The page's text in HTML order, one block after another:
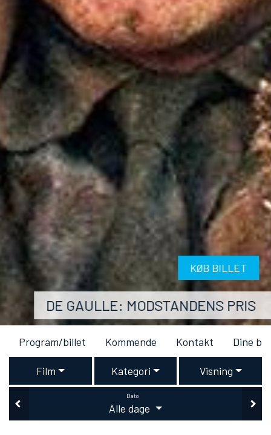
DE GAULLE: MODSTANDENS PRIS
KØB BILLET
Program/billet Kommende Kontakt Dine
Film Kategori Visning
Dato
Alle dage